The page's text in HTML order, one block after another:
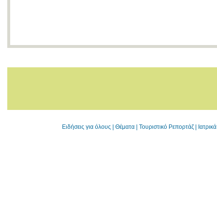
Ειδήσεις για όλους |Θέματα |Τουριστικό Ρεπορτάζ